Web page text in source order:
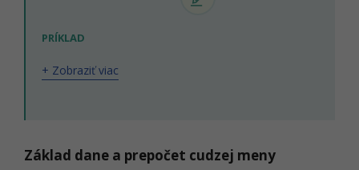
PRÍKLAD
+ Zobraziť viac
Základ dane a prepočet cudzej meny